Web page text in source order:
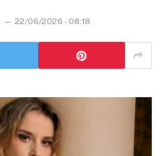
22/06/2026 - 08:18